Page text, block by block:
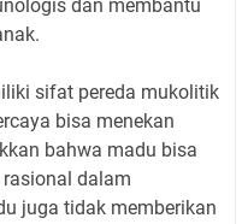
dan membantu
sifat pereda mukolitik
bisa menekan
bahwa madu bisa
dalam
juga tidak memberikan